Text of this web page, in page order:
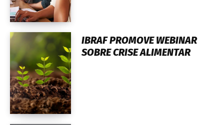
IBRAF PROMOVE WEBINAR
SOBRE CRISE ALIMENTAR